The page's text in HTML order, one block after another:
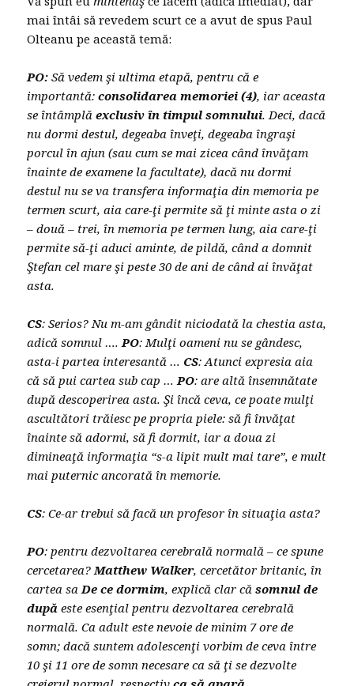
mai întâi să revedem scurt ce a avut de spus Paul
Olteanu pe această temă:
PO: Să vedem şi ultima etapă, pentru că e
importantă:consolidarea memoriei (4), iar aceasta
se întâmplăexclusiv în timpul somnului. Deci, dacă
nu dormi destul, degeaba înveţi, degeaba îngraşi
porcul în ajun (sau cum se mai zicea când învăţam
înainte de examene la facultate), dacă nu dormi
destul nu se va transfera informaţia din memoria pe
termen scurt, aia care-ţi permite să ţi minte asta o zi
– două – trei, în memoria pe termen lung, aia care-ţi
permite să-ţi aduci aminte, de pildă, când a domnit
Ştefan cel mare şi peste 30 de ani de când ai învăţat
asta.
CS: Serios? Nu m-am gândit niciodată la chestia asta,
adică somnul …. PO: Mulţi oameni nu se gândesc,
asta-i partea interesantă … CS: Atunci expresia aia
că să pui cartea sub cap … PO: are altă însemnătate
după descoperirea asta. Şi încă ceva, ce poate mulţi
ascultători trăiesc pe propria piele: să fi învăţat
înainte să adormi, să fi dormit, iar a doua zi
dimineaţă informaţia “s-a lipit mult mai tare”, e mult
mai puternic ancorată în memorie.
CS: Ce-ar trebui să facă un profesor în situaţia asta?
PO: pentru dezvoltarea cerebrală normală – ce spune
cercetarea? Matthew Walker, cercetător britanic, în
cartea sa De ce dormim, explică clar căsomnul de
după este esenţial pentru dezvoltarea cerebrală
normală. Ca adult este nevoie de minim 7 ore de
somn; dacă suntem adolescenţi vorbim de ceva între
10 şi 11 ore de somn necesare ca să ţi se dezvolte